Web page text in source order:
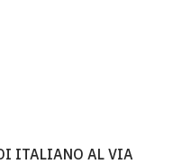
ITALIANO AL VIA